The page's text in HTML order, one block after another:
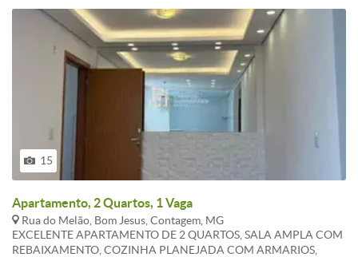
15
Apartamento, 2 Quartos, 1 Vaga
Rua do Melão, Bom Jesus, Contagem, MG
EXCELENTE APARTAMENTO DE 2 QUARTOS, SALA AMPLA COM
REBAIXAMENTO, COZINHA PLANEJADA COM ARMARIOS,